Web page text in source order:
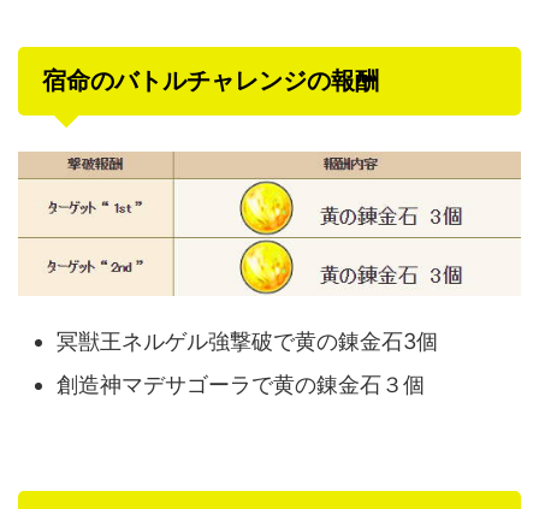
宿命のバトルチャレンジの報酬
冥獣王ネルゲル強撃破で黄の錬金石3個
創造神マデサゴーラで黄の錬金石３個